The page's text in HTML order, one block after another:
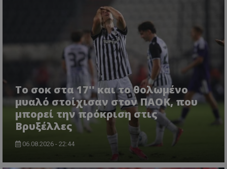
Το σοκ στα 17'' και το θολωμένο
μυαλό στοίχισαν στον ΠΑΟΚ, που
μπορεί την πρόκριση στις
Βρυξέλλες
06.08.2026 - 22:44